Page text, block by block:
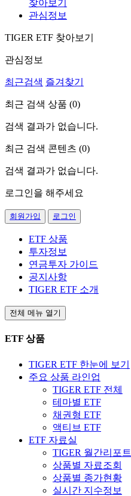
찾아보기
관심정보
TIGER ETF 찾아보기
관심정보
최근검색 즐겨찾기
최근 검색 상품 (0)
검색 결과가 없습니다.
최근 검색 콘텐츠 (0)
검색 결과가 없습니다.
로그인을 해주세요
회원가입 로그인
ETF 상품
투자정보
연금투자 가이드
공지사항
TIGER ETF 소개
전체 메뉴 열기
ETF 상품
TIGER ETF 한눈에 보기
주요 상품 라인업
TIGER ETF 전체
테마별 ETF
채권형 ETF
액티브 ETF
ETF 자료실
TIGER 월간리포트
상품별 자료조회
상품별 종가현황
실시간 지수정보